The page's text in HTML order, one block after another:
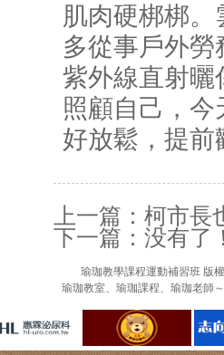
肌肉硬梆梆
多從事戶外
紫外線直射曬
照顧自己，
好放鬆，提
上一篇： 柯市長
下一篇：没有了
瑜珈教學課程運動補習班 版
瑜珈教室、瑜珈課程、瑜珈老師